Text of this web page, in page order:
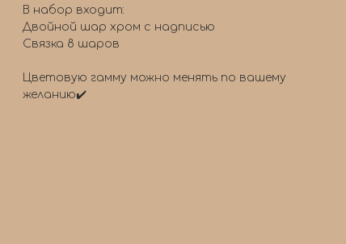
В набор входит:
Двойной шар хром с надписью
Связка 8 шаров
Цветовую гамму можно менять по вашему
желанию✔️